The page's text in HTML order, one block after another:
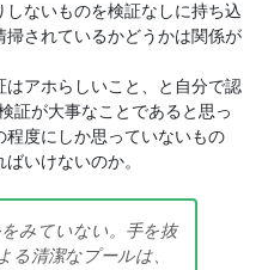
ないものを検証なしに持ち込
されているかどうかは関係が
アホらしいこと、と自分で認
証が大事なことであると思っ
度にしか思っていないもの
いけないのか。
みていない。手を抜
る清潔なプールは、